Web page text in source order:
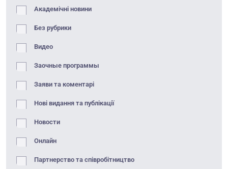
Академічні новини
Без рубрики
Видео
Заочные программы
Заяви та коментарі
Нові видання та публікації
Новости
Онлайн
Партнерство та співробітництво